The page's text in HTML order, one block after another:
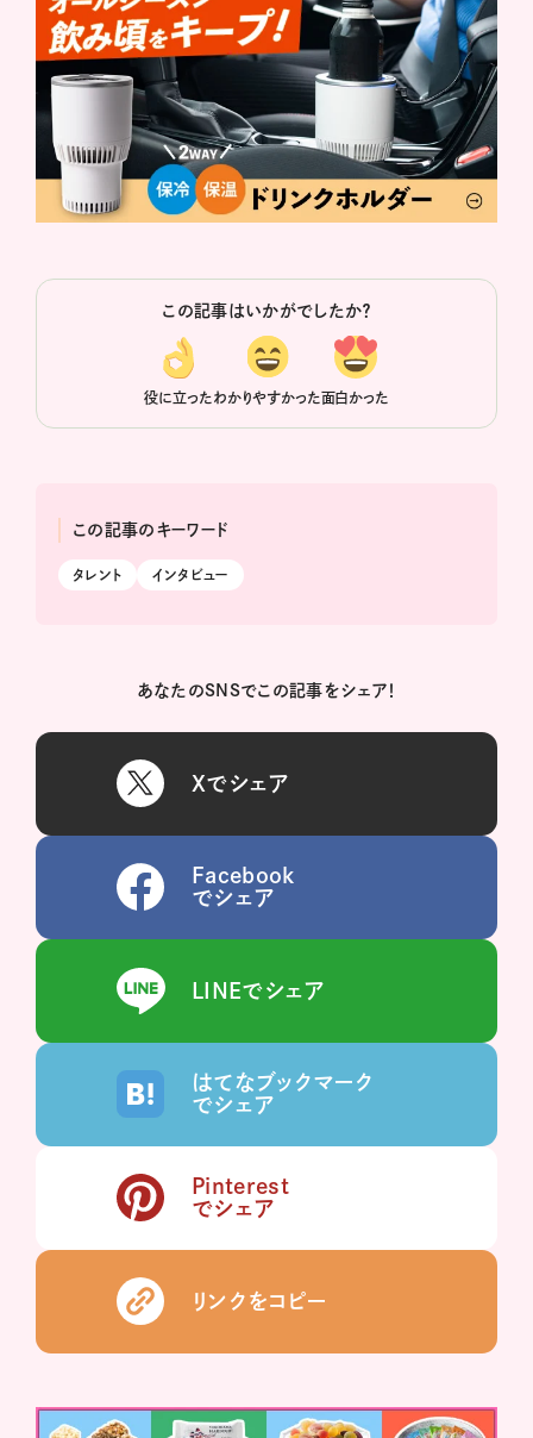
この記事はいかがでしたか？
役に立ったわかりやすかった面白かった
この記事のキーワード
タレント インタビュー
あなたのSNSでこの記事をシェア！
Xでシェア
Facebook
でシェア
LINEでシェア
はてなブックマーク
でシェア
Pinterest
でシェア
リンクをコピー